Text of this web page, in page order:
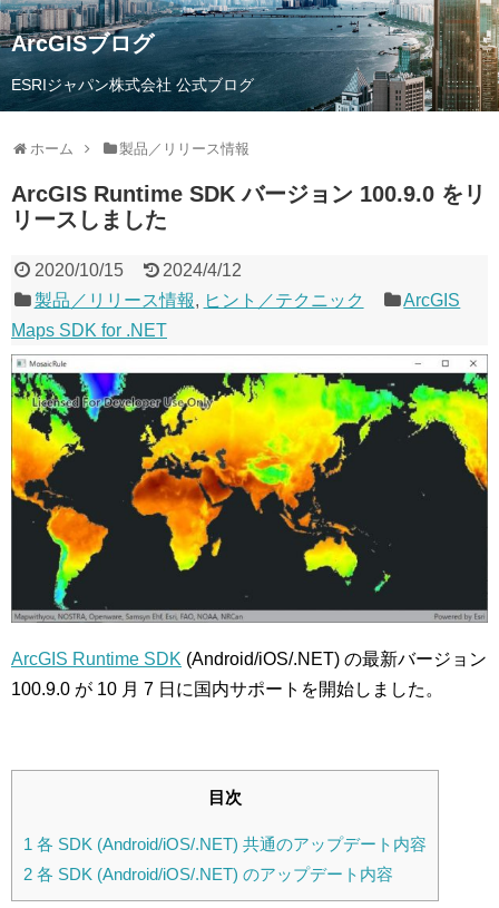
ArcGISブログ
ESRIジャパン株式会社 公式ブログ
ホーム 製品／リリース情報
ArcGIS Runtime SDK バージョン 100.9.0 をリ
リースしました
2020/10/15
2024/4/12
製品／リリース情報, ヒント／テクニック
ArcGIS
Maps SDK for .NET
ArcGIS Runtime SDK (Android/iOS/.NET) の最新バージョン
100.9.0 が 10 月 7 日に国内サポートを開始しました。
目次
1 各 SDK (Android/iOS/.NET) 共通のアップデート内容
2 各 SDK (Android/iOS/.NET) のアップデート内容